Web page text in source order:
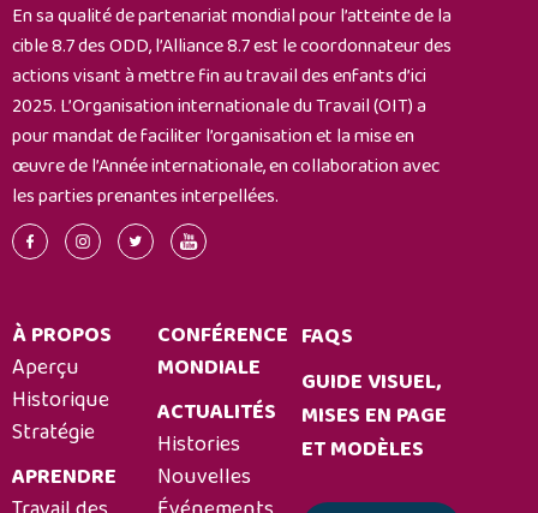
En sa qualité de partenariat mondial pour l’atteinte de la
cible 8.7 des ODD, l’Alliance 8.7 est le coordonnateur des
actions visant à mettre fin au travail des enfants d’ici
2025. L’Organisation internationale du Travail (OIT) a
pour mandat de faciliter l’organisation et la mise en
œuvre de l’Année internationale, en collaboration avec
les parties prenantes interpellées.
À PROPOS
Aperçu
Historique
Stratégie
APRENDRE
CONFÉRENCE
MONDIALE
ACTUALITÉS
Histories
Nouvelles
FAQS
GUIDE VISUEL,
MISES EN PAGE
ET MODÈLES